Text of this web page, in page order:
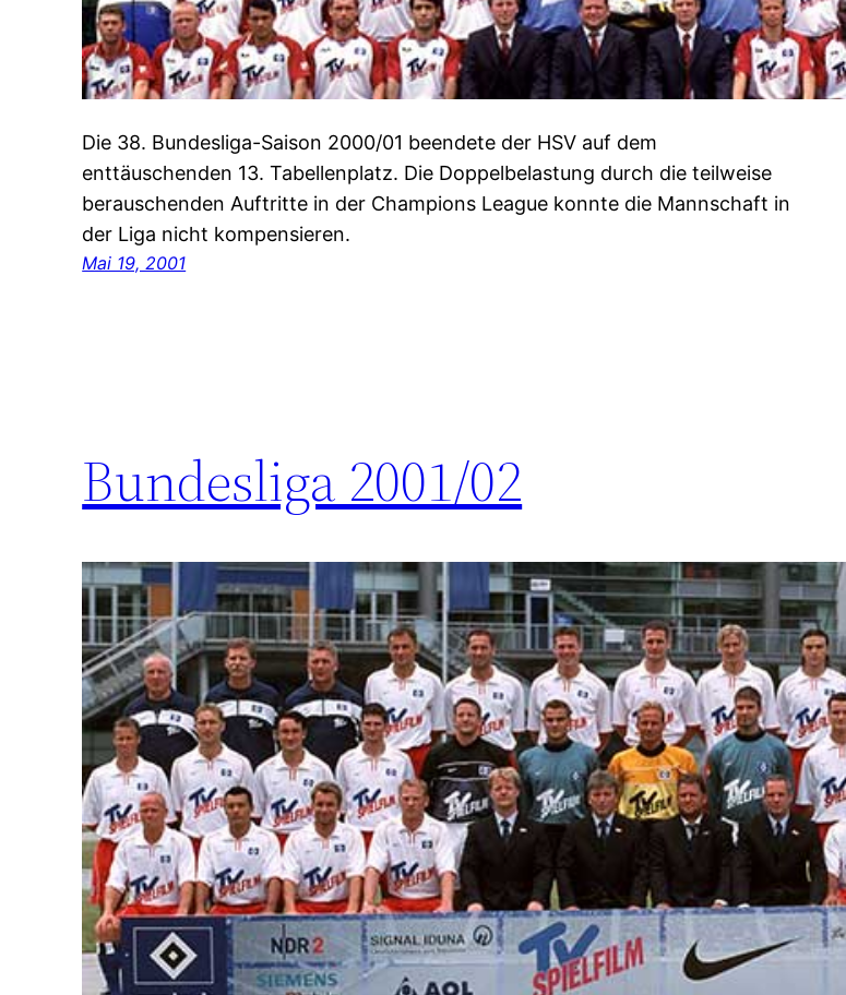
Die 38. Bundesliga-Saison 2000/01 beendete der HSV auf dem
enttäuschenden 13. Tabellenplatz. Die Doppelbelastung durch die teilweise
berauschenden Auftritte in der Champions League konnte die Mannschaft in
der Liga nicht kompensieren.
Mai 19, 2001
Bundesliga 2001/02